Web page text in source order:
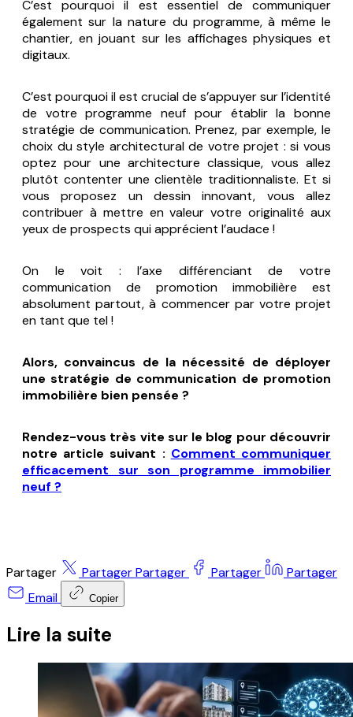
C’est pourquoi il est essentiel de communiquer
également sur la nature du programme, à même le
chantier, en jouant sur les affichages physiques et
digitaux.
C’est pourquoi il est crucial de s’appuyer sur l’identité
de votre programme neuf pour établir la bonne
stratégie de communication. Prenez, par exemple, le
choix du style architectural de votre projet : si vous
optez pour une architecture classique, vous allez
plutôt contenter une clientèle traditionnaliste. Et si
vous proposez un dessin innovant, vous allez
contribuer à mettre en valeur votre originalité aux
yeux de prospects qui apprécient l’audace !
On le voit : l’axe différenciant de votre
communication de promotion immobilière est
absolument partout, à commencer par votre projet
en tant que tel !
Alors, convaincus de la nécessité de déployer
une stratégie de communication de promotion
immobilière bien pensée ?
Rendez-vous très vite sur le blog pour découvrir
notre article suivant : Comment communiquer
efficacement sur son programme immobilier
neuf ?
Partager PartagerPartager Partager
Partager
Email
Copier
Lire la suite